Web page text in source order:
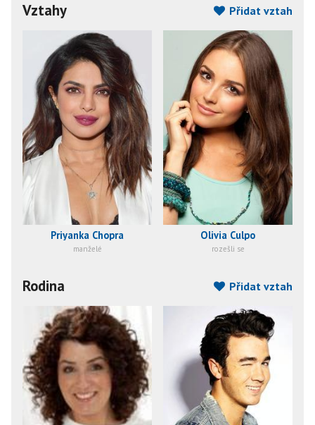
Vztahy Přidat vztah
Priyanka Chopra
manželé
Olivia Culpo
rozešli se
Rodina Přidat vztah